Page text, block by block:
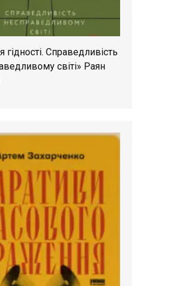
гідності. Справедливість
світі» Раян